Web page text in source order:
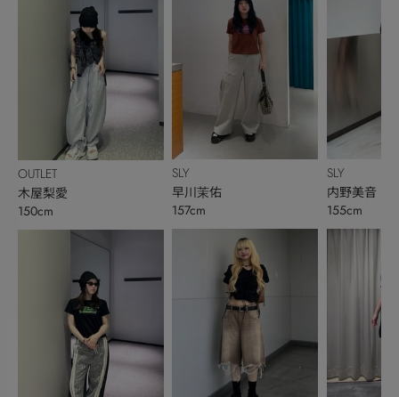
OUTLET
木屋梨愛
150cm
SLY
早川茉佑
157cm
SLY
内野美音
155cm